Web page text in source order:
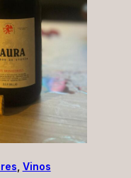
Vinos